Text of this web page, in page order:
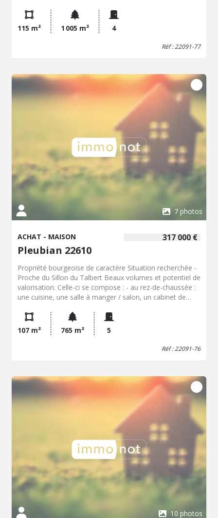
115 m² 1 005 m² 4
Réf : 22091-77
7 photos
317 000 €
ACHAT - MAISON
Pleubian 22610
Propriété bourgeoise de caractère Situation recherchée -
Proche du Sillon du Talbert Beaux volumes et potentiel de
valorisation. Celle-ci se compose : - au rez-de-chaussée :
une cuisine, une salle à manger / salon, un cabinet de
chambres, une salle d'eau, un WC, - au second étage : un
grenier Une petite extension accolée à la maison
accessible de la maison à usage de studio. Garage
indépendant. Petite dépendance en pierre au fond du
tarder pour organiser une visite au 02.96.22.91.34.
107 m² 765 m² 5
Réf : 22091-76
10 photos